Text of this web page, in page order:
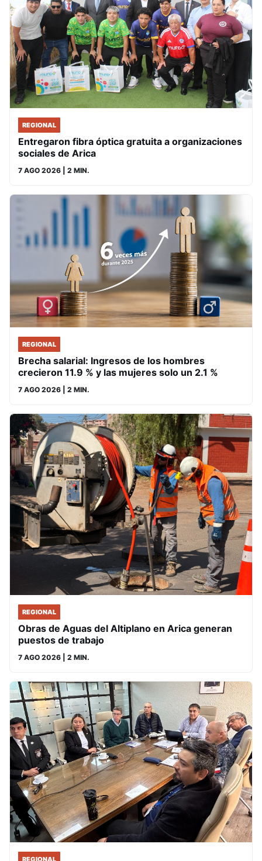
REGIONAL
Entregaron fibra óptica gratuita a organizaciones
sociales de Arica
7 AGO 2026 | 2 MIN.
REGIONAL
Brecha salarial: Ingresos de los hombres
crecieron 11.9 % y las mujeres solo un 2.1 %
7 AGO 2026 | 2 MIN.
REGIONAL
Obras de Aguas del Altiplano en Arica generan
puestos de trabajo
7 AGO 2026 | 2 MIN.
REGIONAL